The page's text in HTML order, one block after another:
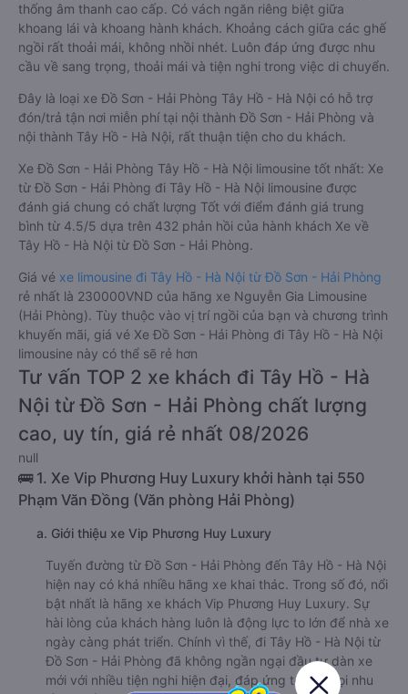
thống âm thanh cao cấp. Có vách ngăn riêng biệt giữa
khoang lái và khoang hành khách. Khoảng cách giữa các ghế
ngồi rất thoải mái, không nhồi nhét. Luôn đáp ứng được nhu
cầu về sang trọng, thoải mái và tiện nghi trong việc di chuyển.
Đây là loại xe Đồ Sơn - Hải Phòng Tây Hồ - Hà Nội có hỗ trợ
đón/trả tận nơi miễn phí tại nội thành Đồ Sơn - Hải Phòng và
nội thành Tây Hồ - Hà Nội, rất thuận tiện cho du khách.
Xe Đồ Sơn - Hải Phòng Tây Hồ - Hà Nội limousine tốt nhất: Xe
từ Đồ Sơn - Hải Phòng đi Tây Hồ - Hà Nội limousine được
đánh giá chung có chất lượng Tốt với điểm đánh giá trung
bình từ 4.5/5 dựa trên 432 phản hồi của hành khách Xe về
Tây Hồ - Hà Nội từ Đồ Sơn - Hải Phòng.
Giá vé xe limousine đi Tây Hồ - Hà Nội từ Đồ Sơn - Hải Phòng
rẻ nhất là 230000VND của hãng xe Nguyễn Gia Limousine
(Hải Phòng). Tùy thuộc vào vị trí ngồi của bạn và chương trình
khuyến mãi, giá vé Xe Đồ Sơn - Hải Phòng đi Tây Hồ - Hà Nội
limousine này có thể sẽ rẻ hơn
Tư vấn TOP 2 xe khách đi Tây Hồ - Hà
Nội từ Đồ Sơn - Hải Phòng chất lượng
cao, uy tín, giá rẻ nhất 08/2026
null
🚌 1. Xe Vip Phương Huy Luxury khởi hành tại 550
Phạm Văn Đồng (Văn phòng Hải Phòng)
a. Giới thiệu xe Vip Phương Huy Luxury
Tuyến đường từ Đồ Sơn - Hải Phòng đến Tây Hồ - Hà Nội
hiện nay có khá nhiều hãng xe khai thác. Trong số đó, nổi
bật nhất là hãng xe khách Vip Phương Huy Luxury. Sự
hài lòng của khách hàng luôn là động lực to lớn để nhà xe
ngày càng phát triển. Chính vì thế, đi Tây Hồ - Hà Nội từ
Đồ Sơn - Hải Phòng đã không ngần ngại đầu tư dàn xe
mới với nhiều tiện nghi hiện đại, đáp ứng tối đa mọi nhu